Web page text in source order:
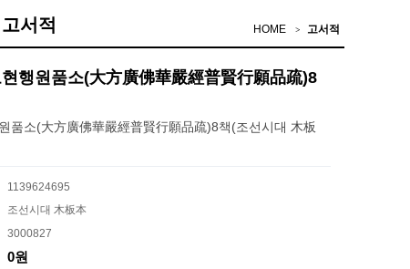
서적 HOME 고서적
행원품소(大方廣佛華嚴經普賢行願品疏)8
품소(大方廣佛華嚴經普賢行願品疏)8책(조선시대 木板
1139624695
조선시대 木板本
3000827
0원